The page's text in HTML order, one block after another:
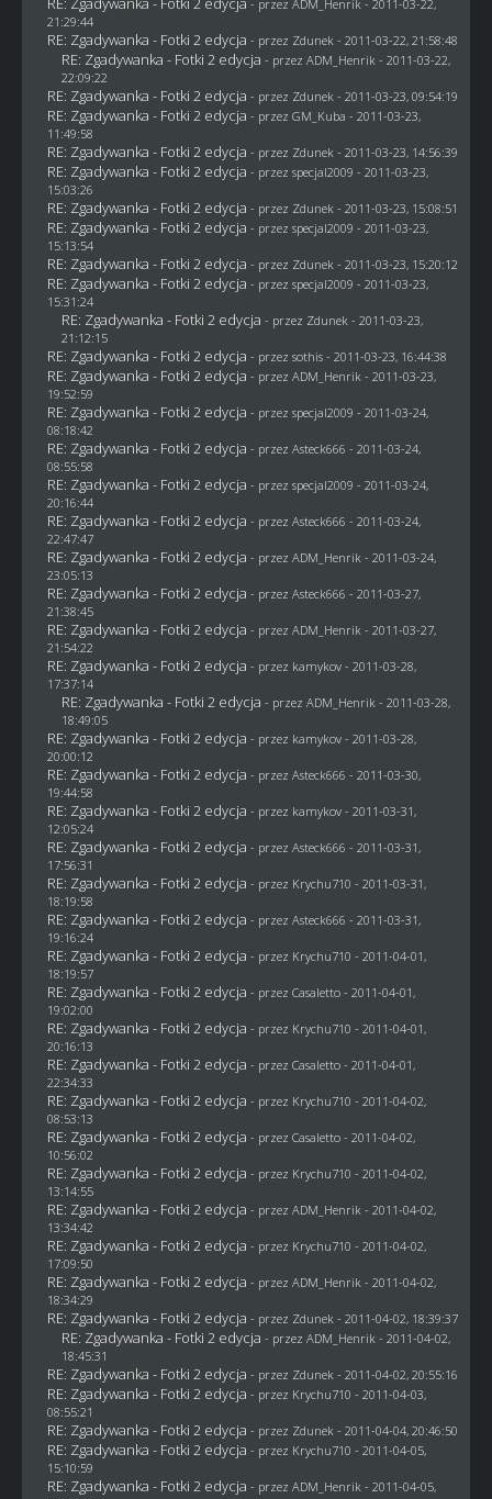
- przez ADM_Henrik - 2011-03-22,
21:29:44
RE: Zgadywanka - Fotki 2 edycja - przez Zdunek - 2011-03-22, 21:58:48
RE: Zgadywanka - Fotki 2 edycja - przez ADM_Henrik - 2011-03-22,
22:09:22
RE: Zgadywanka - Fotki 2 edycja - przez Zdunek - 2011-03-23, 09:54:19
RE: Zgadywanka - Fotki 2 edycja - przez GM_Kuba - 2011-03-23,
11:49:58
RE: Zgadywanka - Fotki 2 edycja - przez Zdunek - 2011-03-23, 14:56:39
RE: Zgadywanka - Fotki 2 edycja - przez specjal2009 - 2011-03-23,
15:03:26
RE: Zgadywanka - Fotki 2 edycja - przez Zdunek - 2011-03-23, 15:08:51
RE: Zgadywanka - Fotki 2 edycja - przez specjal2009 - 2011-03-23,
15:13:54
RE: Zgadywanka - Fotki 2 edycja - przez Zdunek - 2011-03-23, 15:20:12
RE: Zgadywanka - Fotki 2 edycja - przez specjal2009 - 2011-03-23,
15:31:24
RE: Zgadywanka - Fotki 2 edycja - przez Zdunek - 2011-03-23,
21:12:15
RE: Zgadywanka - Fotki 2 edycja - przez sothis- 2011-03-23, 16:44:38
RE: Zgadywanka - Fotki 2 edycja - przez ADM_Henrik - 2011-03-23,
19:52:59
RE: Zgadywanka - Fotki 2 edycja - przez specjal2009 - 2011-03-24,
08:18:42
RE: Zgadywanka - Fotki 2 edycja - przez Asteck666 - 2011-03-24,
08:55:58
RE: Zgadywanka - Fotki 2 edycja - przez specjal2009 - 2011-03-24,
20:16:44
RE: Zgadywanka - Fotki 2 edycja - przez Asteck666 - 2011-03-24,
22:47:47
RE: Zgadywanka - Fotki 2 edycja - przez ADM_Henrik - 2011-03-24,
23:05:13
RE: Zgadywanka - Fotki 2 edycja - przez Asteck666 - 2011-03-27,
21:38:45
RE: Zgadywanka - Fotki 2 edycja - przez ADM_Henrik - 2011-03-27,
21:54:22
RE: Zgadywanka - Fotki 2 edycja - przez kamykov- 2011-03-28,
17:37:14
RE: Zgadywanka - Fotki 2 edycja - przez ADM_Henrik - 2011-03-28,
18:49:05
RE: Zgadywanka - Fotki 2 edycja - przez kamykov- 2011-03-28,
20:00:12
RE: Zgadywanka - Fotki 2 edycja - przez Asteck666 - 2011-03-30,
19:44:58
RE: Zgadywanka - Fotki 2 edycja - przez kamykov- 2011-03-31,
12:05:24
RE: Zgadywanka - Fotki 2 edycja - przez Asteck666 - 2011-03-31,
17:56:31
RE: Zgadywanka - Fotki 2 edycja - przez Krychu710 - 2011-03-31,
18:19:58
RE: Zgadywanka - Fotki 2 edycja - przez Asteck666 - 2011-03-31,
19:16:24
RE: Zgadywanka - Fotki 2 edycja - przez Krychu710 - 2011-04-01,
18:19:57
RE: Zgadywanka - Fotki 2 edycja - przez Casaletto- 2011-04-01,
19:02:00
RE: Zgadywanka - Fotki 2 edycja - przez Krychu710 - 2011-04-01,
20:16:13
RE: Zgadywanka - Fotki 2 edycja - przez Casaletto- 2011-04-01,
22:34:33
RE: Zgadywanka - Fotki 2 edycja - przez Krychu710 - 2011-04-02,
08:53:13
RE: Zgadywanka - Fotki 2 edycja - przez Casaletto- 2011-04-02,
10:56:02
RE: Zgadywanka - Fotki 2 edycja - przez Krychu710 - 2011-04-02,
13:14:55
RE: Zgadywanka - Fotki 2 edycja - przez ADM_Henrik - 2011-04-02,
13:34:42
RE: Zgadywanka - Fotki 2 edycja - przez Krychu710 - 2011-04-02,
17:09:50
RE: Zgadywanka - Fotki 2 edycja - przez ADM_Henrik - 2011-04-02,
18:34:29
RE: Zgadywanka - Fotki 2 edycja - przez Zdunek - 2011-04-02, 18:39:37
RE: Zgadywanka - Fotki 2 edycja - przez ADM_Henrik - 2011-04-02,
18:45:31
RE: Zgadywanka - Fotki 2 edycja - przez Zdunek - 2011-04-02, 20:55:16
RE: Zgadywanka - Fotki 2 edycja - przez Krychu710 - 2011-04-03,
08:55:21
RE: Zgadywanka - Fotki 2 edycja - przez Zdunek - 2011-04-04, 20:46:50
RE: Zgadywanka - Fotki 2 edycja - przez Krychu710 - 2011-04-05,
15:10:59
RE: Zgadywanka - Fotki 2 edycja - przez ADM_Henrik - 2011-04-05,